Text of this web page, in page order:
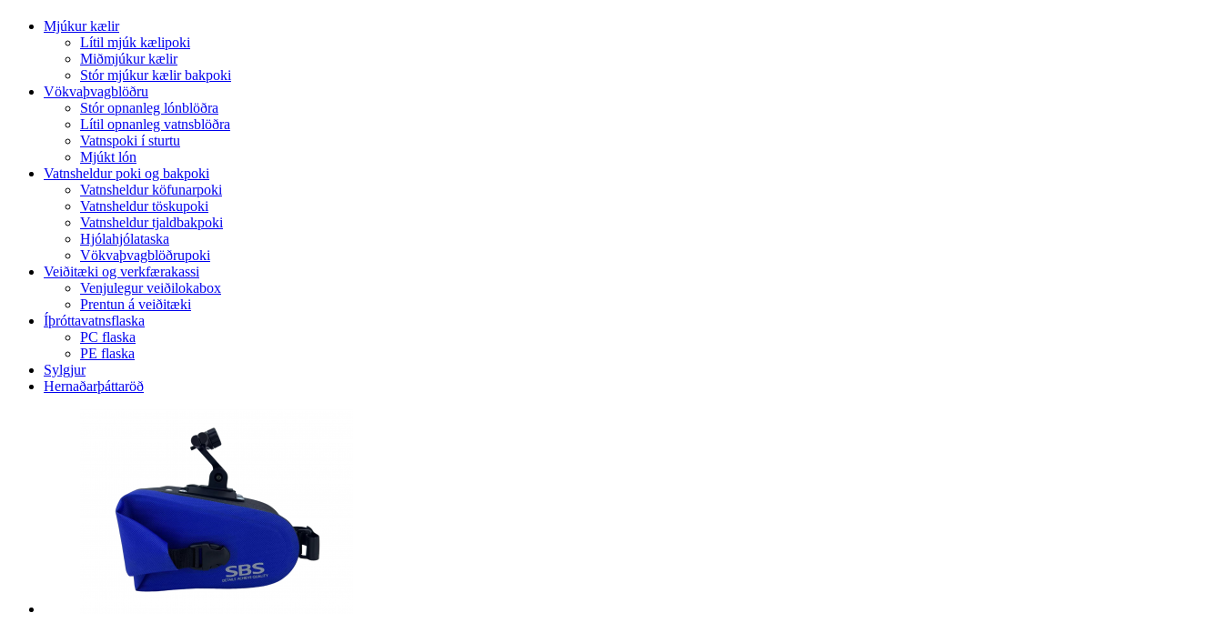
Mjúkur kælir
Lítil mjúk kælipoki
Miðmjúkur kælir
Stór mjúkur kælir bakpoki
Vökvaþvagblöðru
Stór opnanleg lónblöðra
Lítil opnanleg vatnsblöðra
Vatnspoki í sturtu
Mjúkt lón
Vatnsheldur poki og bakpoki
Vatnsheldur köfunarpoki
Vatnsheldur töskupoki
Vatnsheldur tjaldbakpoki
Hjólahjólataska
Vökvaþvagblöðrupoki
Veiðitæki og verkfærakassi
Venjulegur veiðilokabox
Prentun á veiðitæki
Íþróttavatnsflaska
PC flaska
PE flaska
Sylgjur
Hernaðarþáttaröð